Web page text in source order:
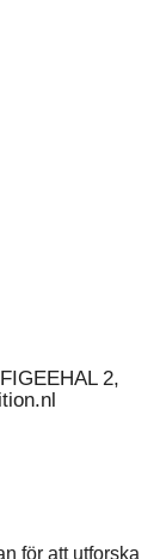
2,
för att utforska